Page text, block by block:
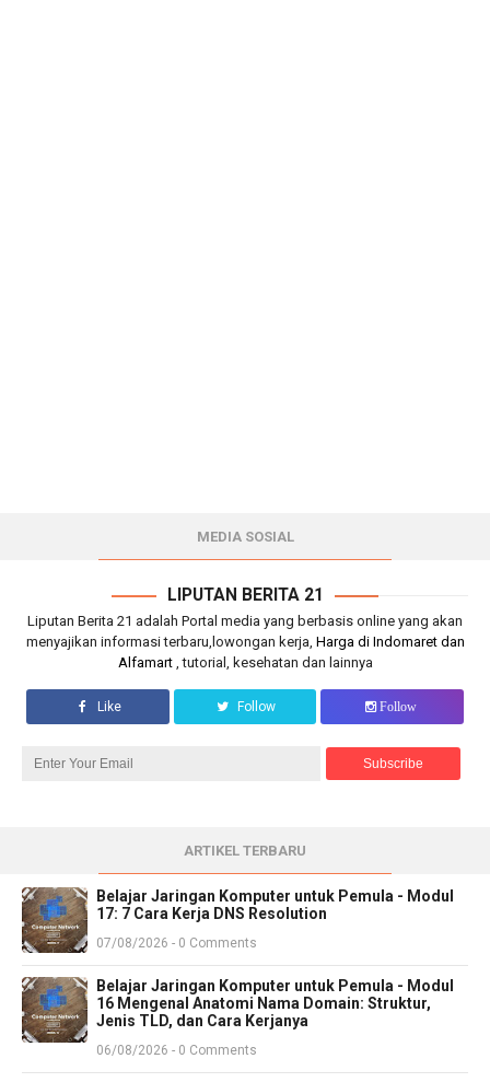
MEDIA SOSIAL
LIPUTAN BERITA 21
Liputan Berita 21 adalah Portal media yang berbasis online yang akan
menyajikan informasi terbaru,lowongan kerja, Harga di Indomaret dan
Alfamart , tutorial, kesehatan dan lainnya
Like Follow Follow
ARTIKEL TERBARU
Belajar Jaringan Komputer untuk Pemula - Modul
17: 7 Cara Kerja DNS Resolution
07/08/2026 - 0 Comments
Belajar Jaringan Komputer untuk Pemula - Modul
16 Mengenal Anatomi Nama Domain: Struktur,
Jenis TLD, dan Cara Kerjanya
06/08/2026 - 0 Comments